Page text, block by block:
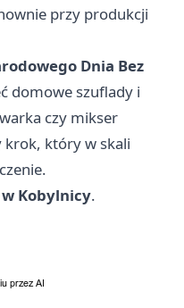
przy produkcji
Dnia Bez
domowe szuflady i
czy mikser
krok, który w skali
Kobylnicy.